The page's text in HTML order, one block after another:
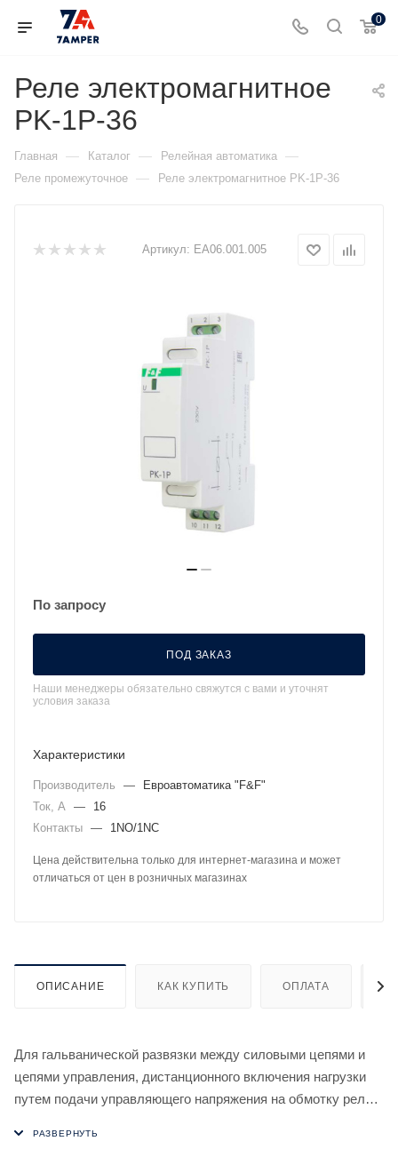
0
Реле электромагнитное
PK-1P-36
Главная — Каталог — Релейная автоматика —
Реле промежуточное — Реле электромагнитное PK-1P-36
Артикул: EA06.001.005
По запросу
ПОД ЗАКАЗ
Наши менеджеры обязательно свяжутся с вами и уточнят
условия заказа
Характеристики
Производитель —
Евроавтоматика "F&F"
Ток, А —
16
Контакты — 1NO/1NC
Цена действительна только для интернет-магазина и может
отличаться от цен в розничных магазинах
ОПИСАНИЕ КАК КУПИТЬ ОПЛАТА
Для гальванической развязки между силовыми цепями и
цепями управления, дистанционного включения нагрузки
путем подачи управляющего напряжения на обмотку реле,